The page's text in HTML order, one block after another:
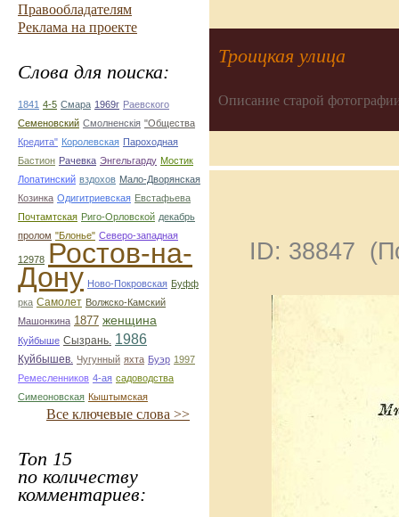
Правообладателям
Реклама на проекте
Слова для поиска:
1841 4-5 Смара 1969г Раевского
Семеновский Смолненскія "Общества
Кредита" Королевская Пароходная
Бастион Рачевка Энгельгарду Мостик
Лопатинский вздохов Мало-Дворянская
Козинка Одигитриевская Евстафьева
Почтамтская Риго-Орловской декабрь
пролом "Блонье" Северо-западная
12978 Ростов-на-
Дону Ново-Покровская Буфф
рка Самолет Волжско-Камский
Машонкина 1877 женщина
Куйбыше Сызрань. 1986
Куйбышев. Чугунный яхта Буэр 1997
Ремесленников 4-ая садоводства
Симеоновская Кыштымская
Все ключевые слова >>
Топ 15
по количеству
комментариев:
Троицкая улица
Описание старой
ID: 38847